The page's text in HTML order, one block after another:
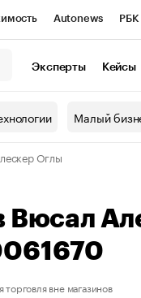
Autonews РБК
Эксперты Кейсы
Малый
Оглы
Вюсал
торговля вне магазинов